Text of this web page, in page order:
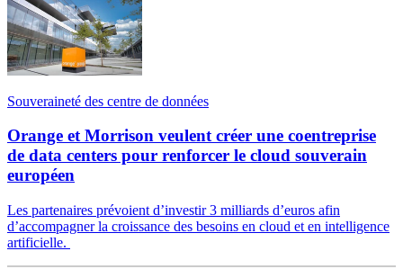
Souveraineté des centre de données
Orange et Morrison veulent créer une coentreprise
de data centers pour renforcer le cloud souverain
européen
Les partenaires prévoient d’investir 3 milliards d’euros afin
d’accompagner la croissance des besoins en cloud et en intelligence
artificielle.